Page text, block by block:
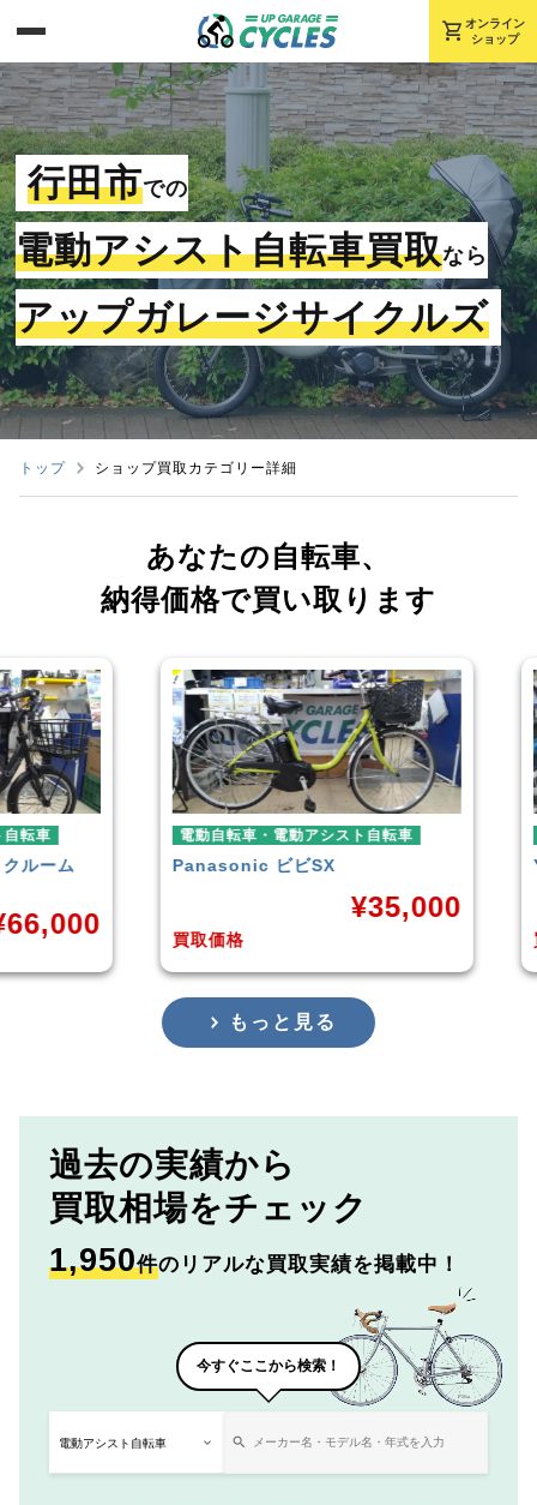
shopping_cart オンライン
ショップ
行田市での
電動アシスト自転車買取なら
アップガレージサイクルズ
トップ ショップ買取カテゴリー詳細
あなたの自転車、
納得価格で買い取ります
ム
電動自転車・電動アシスト自転車
PanasonicビビSX
買取価格
35,000
買取
もっと見る
過去の実績から
買取相場をチェック
1,950件のリアルな買取実績を掲載中！
今すぐここから検索！